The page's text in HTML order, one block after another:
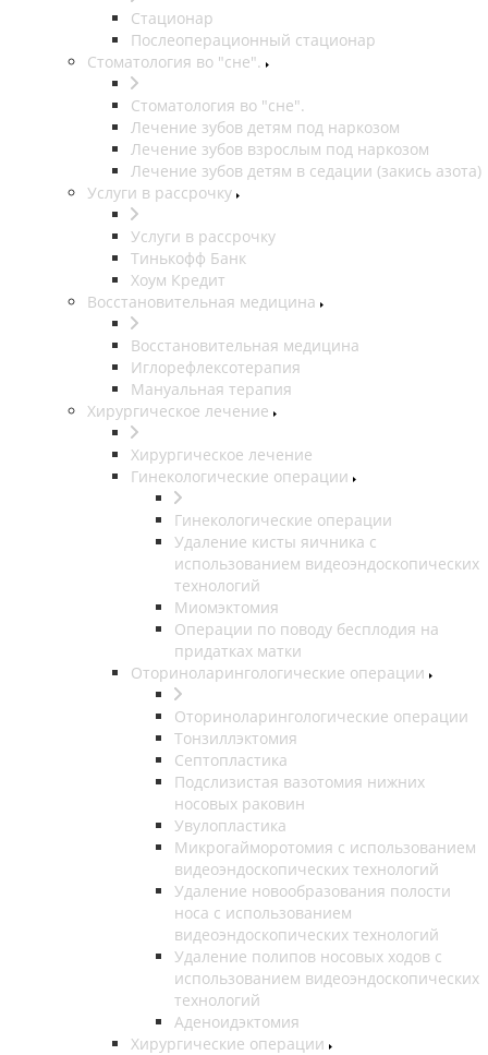
Стационар
Послеоперационный стационар
Стоматология во "сне".
Стоматология во "сне".
Лечение зубов детям под наркозом
Лечение зубов взрослым под наркозом
Лечение зубов детям в седации (закись азота)
Услуги в рассрочку
Услуги в рассрочку
Тинькофф Банк
Хоум Кредит
Восстановительная медицина
Восстановительная медицина
Иглорефлексотерапия
Мануальная терапия
Хирургическое лечение
Хирургическое лечение
Гинекологические операции
Гинекологические операции
Удаление кисты яичника с
использованием видеоэндоскопических
технологий
Миомэктомия
Операции по поводу бесплодия на
придатках матки
Оториноларингологические операции
Оториноларингологические операции
Тонзиллэктомия
Септопластика
Подслизистая вазотомия нижних
носовых раковин
Увулопластика
Микрогайморотомия с использованием
видеоэндоскопических технологий
Удаление новообразования полости
носа с использованием
видеоэндоскопических технологий
Удаление полипов носовых ходов с
использованием видеоэндоскопических
технологий
Аденоидэктомия
Хирургические операции